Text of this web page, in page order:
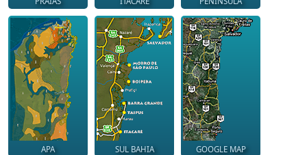
APA SUL BAHIA GOOGLE MAP